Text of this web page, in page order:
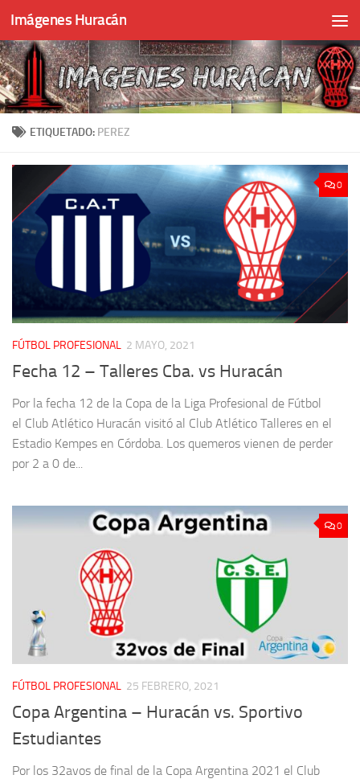
Skip to content
Imágenes Huracán
ETIQUETADO: PEREZ
0
FÚTBOL PROFESIONAL 2 MAYO, 2021
Fecha 12 – Talleres Cba. vs Huracán
Por la fecha 12 de la Copa de la Liga Profesional de Fútbol
el Club Atlético Huracán visitó al Club Atlético Talleres en el
Estadio Kempes en Córdoba. Los quemeros vienen de perder
por 2 a 0 de...
0
FÚTBOL PROFESIONAL 25 FEBRERO, 2021
Copa Argentina – Huracán vs. Sportivo
Estudiantes
Por los 32avos de final de la Copa Argentina 2021 el Club